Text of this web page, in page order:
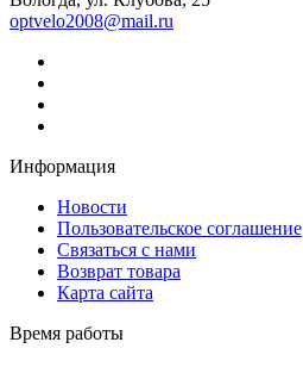
optvelo2008@mail.ru
Информация
Новости
Пользовательское соглашение
Связаться с нами
Возврат товара
Карта сайта
Время работы